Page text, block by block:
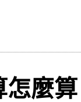
怎麼